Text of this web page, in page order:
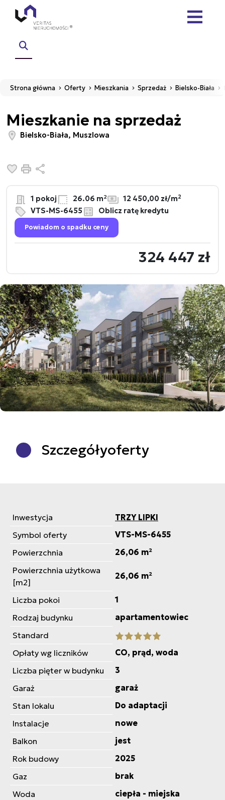
Strona główna Oferty Mieszkania Sprzedaż Bielsko-Biała
Mieszkanie na sprzedaż
Bielsko-Biała, Muszlowa
Dodaj do ulubionych
Drukuj
1 pokoj 26.06 m² 12 450,00 zł/m2
VTS-MS-6455 Oblicz ratę kredytu
Powiadom o spadku ceny
324 447 zł
Szczegółyoferty
Inwestycja
TRZY LIPKI
Symbol oferty
VTS-MS-6455
Powierzchnia
26,06 m²
Powierzchnia użytkowa
[m2]
26,06 m²
Liczba pokoi
1
Rodzaj budynku
apartamentowiec
Standard
Opłaty wg liczników
CO, prąd, woda
Liczba pięter w budynku
3
Garaż
garaż
Stan lokalu
Do adaptacji
Instalacje
nowe
Balkon
jest
Rok budowy
2025
Gaz
brak
Woda
ciepła - miejska